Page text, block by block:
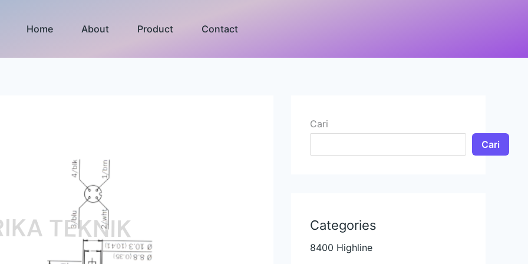
Home About Product Contact
Cari
Cari
Categories
8400 Highline